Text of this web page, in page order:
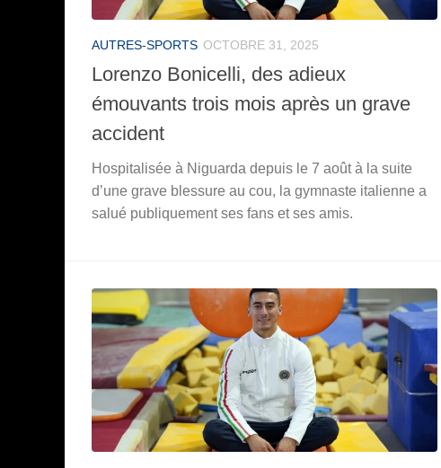
AUTRES-SPORTS OCTOBRE 31, 2025
Lorenzo Bonicelli, des adieux
émouvants trois mois après un grave
accident
Hospitalisée à Niguarda depuis le 7 août à la suite
d’une grave blessure au cou, la gymnaste italienne a
salué publiquement ses fans et ses amis.